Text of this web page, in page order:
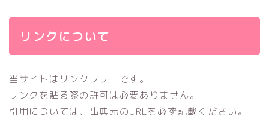
リンクについて
当サイトはリンクフリーです。
リンクを貼る際の許可は必要ありません。
引用については、出典元のURLを必ず記載ください。